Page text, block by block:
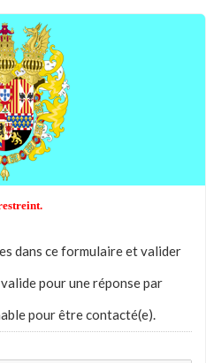
dans ce formulaire et valider
pour une réponse par
pour être contacté(e).